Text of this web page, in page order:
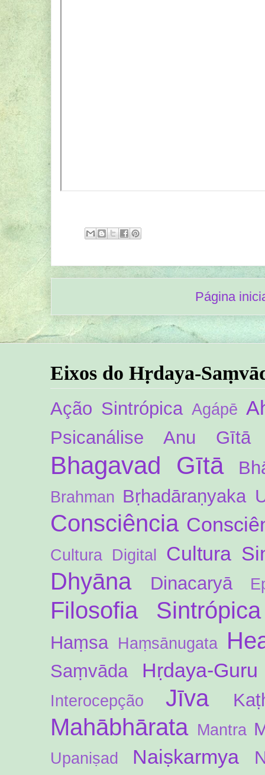
Página
Eixos do Hṛdaya-
Ação Sintrópica Agápē
Psicanálise Anu Gītā
Bhagavad Gītā
Brahman Bṛhadāraṇyaka
Consciência
Cultura Digital Cultura
Dhyāna Dinacaryā
Filosofia Sintrópica
Haṃsa Haṃsānugata
Saṃvāda Hṛdaya-Guru
Interocepção Jīva
Mahābhārata Mantra
Upaniṣad Naiṣkarmya